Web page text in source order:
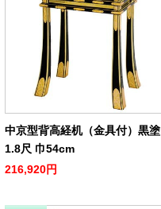
中京型背高経机（金具付）黒塗
1.8尺 巾54cm
216,920円